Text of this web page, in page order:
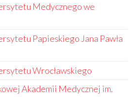
Medycznego we
Papieskiego Jana Pawła
Wrocławskiego
Akademii Medycznej im.